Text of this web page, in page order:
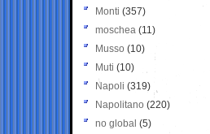
Monti (357)
moschea (11)
Musso (10)
Muti (10)
Napoli (319)
Napolitano (220)
no global (5)